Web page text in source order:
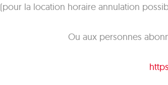
(pour la location horaire annulation
Ou aux personnes